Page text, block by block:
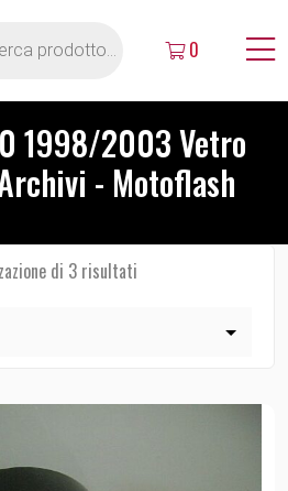
0
1998/2003 Vetro
- Motoflash
di 3 risultati